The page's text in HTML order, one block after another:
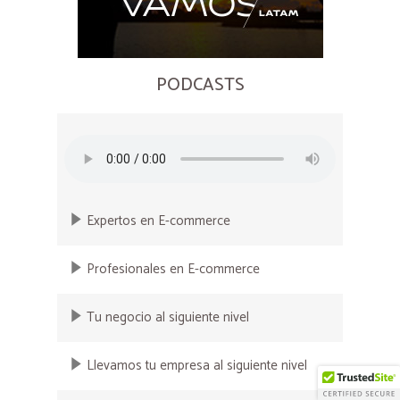
PODCASTS
Expertos en E-commerce
Profesionales en E-commerce
Tu negocio al siguiente nivel
Llevamos tu empresa al siguiente nivel